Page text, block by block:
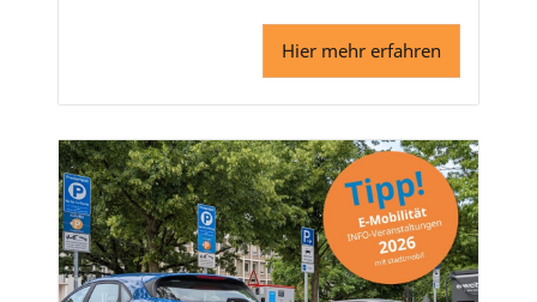
Hier mehr erfahren